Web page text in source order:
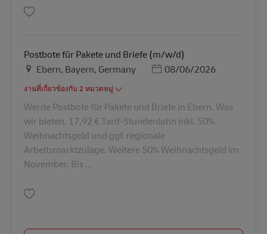
Postbote für Pakete und Briefe (m/w/d)
สถานที่
Ebern, Bayern, Germany Posted Date
08/06/2026
งานที่เกี่ยวข้องกับ 2 หมวดหมู่
Werde Postbote für Pakete und Briefe in Ebern. Was
wir bieten. 17,92 € Tarif-Stundenlohn inkl. 50%
Weihnachtsgeld und ggf. regionale
Arbeitsmarktzulage. Weitere 50% Weihnachtsgeld im
November. Bis ...